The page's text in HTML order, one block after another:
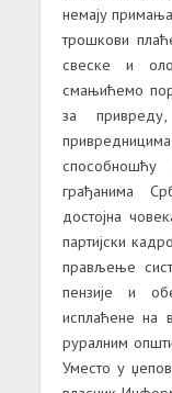
немају
трошкови
свеске и
смањићемо
за
грађанима
достојна
партијски
прављење
пензије и
исплаћене на
руралним
Уместо у